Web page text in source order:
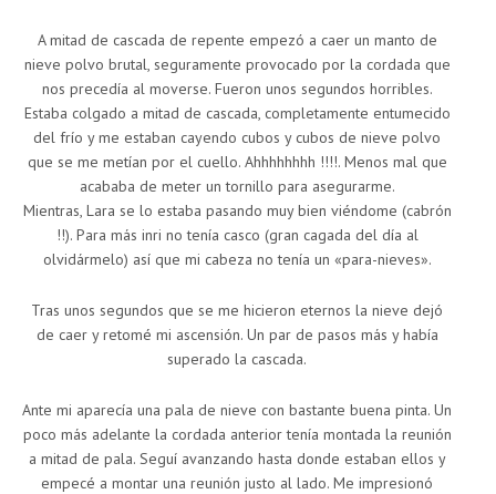
A mitad de cascada de repente empezó a caer un manto de
nieve polvo brutal, seguramente provocado por la cordada que
nos precedía al moverse. Fueron unos segundos horribles.
Estaba colgado a mitad de cascada, completamente entumecido
del frío y me estaban cayendo cubos y cubos de nieve polvo
que se me metían por el cuello. Ahhhhhhhh !!!!. Menos mal que
acababa de meter un tornillo para asegurarme.
Mientras, Lara se lo estaba pasando muy bien viéndome (cabrón
!!). Para más inri no tenía casco (gran cagada del día al
olvidármelo) así que mi cabeza no tenía un «para-nieves».
Tras unos segundos que se me hicieron eternos la nieve dejó
de caer y retomé mi ascensión. Un par de pasos más y había
superado la cascada.
Ante mi aparecía una pala de nieve con bastante buena pinta. Un
poco más adelante la cordada anterior tenía montada la reunión
a mitad de pala. Seguí avanzando hasta donde estaban ellos y
empecé a montar una reunión justo al lado. Me impresionó